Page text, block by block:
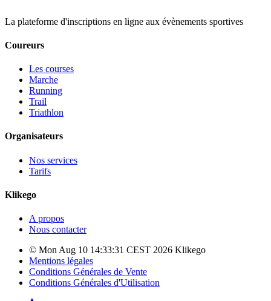
La plateforme d'inscriptions en ligne aux évènements sportives
Coureurs
Les courses
Marche
Running
Trail
Triathlon
Organisateurs
Nos services
Tarifs
Klikego
A propos
Nous contacter
© Mon Aug 10 14:33:31 CEST 2026 Klikego
Mentions légales
Conditions Générales de Vente
Conditions Générales d'Utilisation